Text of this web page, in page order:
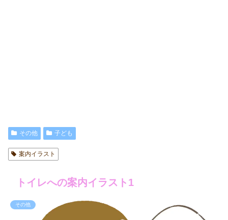
その他 子ども
案内イラスト
トイレへの案内イラスト1
その他